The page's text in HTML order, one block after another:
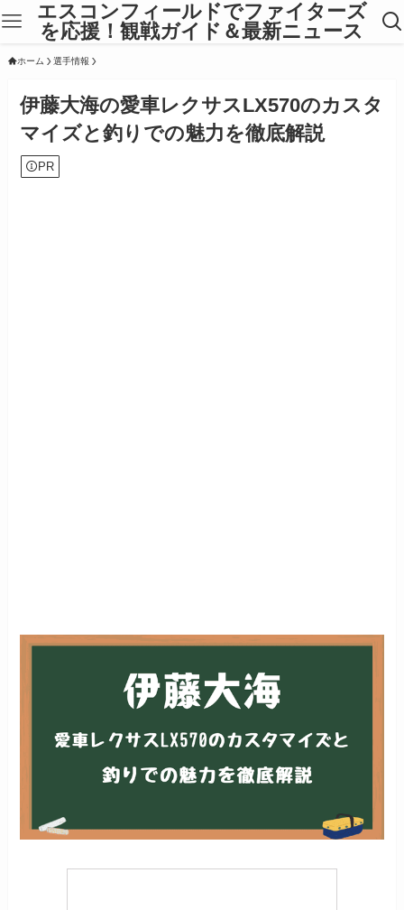
エスコンフィールドでファイターズ
を応援！観戦ガイド＆最新ニュース
ホーム 選手情報
伊藤大海の愛車レクサスLX570のカスタ
マイズと釣りでの魅力を徹底解説
PR